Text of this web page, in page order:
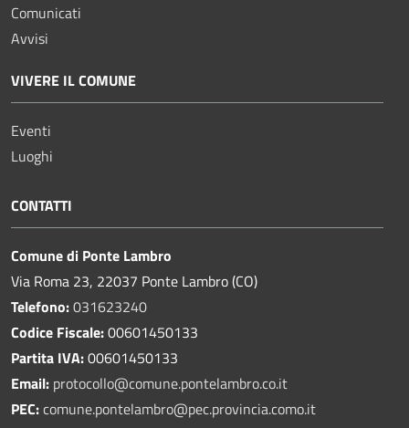
Comunicati
Avvisi
VIVERE IL COMUNE
Eventi
Luoghi
CONTATTI
Comune di Ponte Lambro
Via Roma 23, 22037 Ponte Lambro (CO)
Telefono:031623240
Codice Fiscale:00601450133
Partita IVA:00601450133
Email: protocollo@comune.pontelambro.co.it
PEC:comune.pontelambro@pec.provincia.como.it